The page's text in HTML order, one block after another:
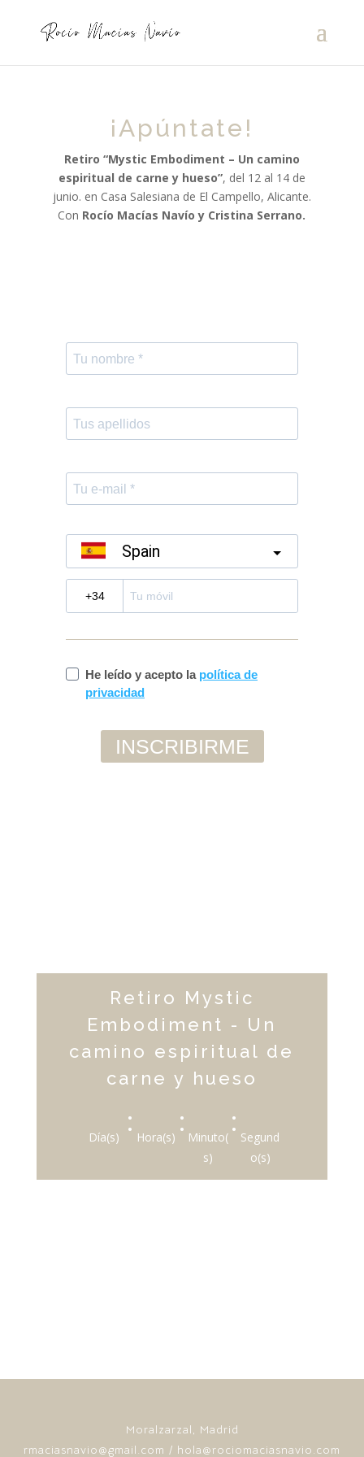
¡Apúntate!
Retiro “Mystic Embodiment – Un camino
espiritual de carne y hueso”, del 12 al 14 de
junio. en Casa Salesiana de El Campello, Alicante.
Con Rocío Macías Navío y Cristina Serrano.
Retiro Mystic
Embodiment - Un
camino espiritual de
carne y hueso
Día(s) : Hora(s) : Minuto(
s)
: Segund
o(s)
Moralzarzal, Madrid
rmaciasnavio@gmail.com / hola@rociomaciasnavio.com